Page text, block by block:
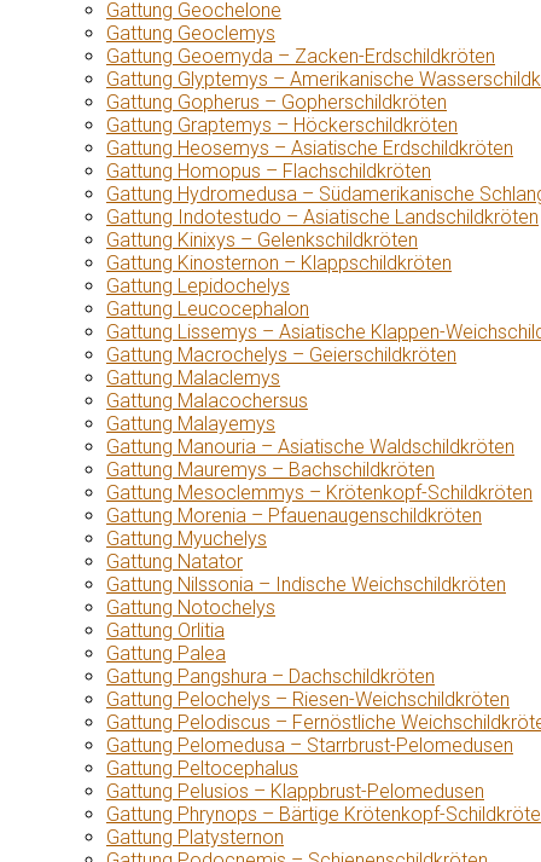
Gattung Geochelone
Gattung Geoclemys
Gattung Geoemyda – Zacken-Erdschildkröten
Gattung Glyptemys – Amerikanische
Gattung Gopherus – Gopherschildkröten
Gattung Graptemys – Höckerschildkröten
Gattung Heosemys – Asiatische Erdschildkröten
Gattung Homopus – Flachschildkröten
Gattung Hydromedusa – Südamerikanische
Gattung Indotestudo – Asiatische Landschildkröten
Gattung Kinixys – Gelenkschildkröten
Gattung Kinosternon – Klappschildkröten
Gattung Lepidochelys
Gattung Leucocephalon
Gattung Lissemys – Asiatische Klappen-
Gattung Macrochelys – Geierschildkröten
Gattung Malaclemys
Gattung Malacochersus
Gattung Malayemys
Gattung Manouria – Asiatische Waldschildkröten
Gattung Mauremys – Bachschildkröten
Gattung Mesoclemmys – Krötenkopf-Schildkröten
Gattung Morenia – Pfauenaugenschildkröten
Gattung Myuchelys
Gattung Natator
Gattung Nilssonia – Indische Weichschildkröten
Gattung Notochelys
Gattung Orlitia
Gattung Palea
Gattung Pangshura – Dachschildkröten
Gattung Pelochelys – Riesen-Weichschildkröten
Gattung Pelodiscus – Fernöstliche
Gattung Pelomedusa – Starrbrust-Pelomedusen
Gattung Peltocephalus
Gattung Pelusios – Klappbrust-Pelomedusen
Gattung Phrynops – Bärtige Krötenkopf-
Gattung Platysternon